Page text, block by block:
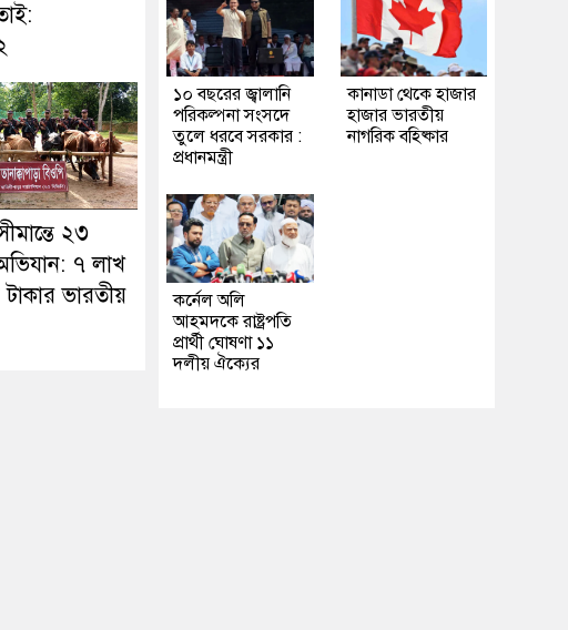
২৩
৭ লাখ
ভারতীয়
১০ বছরের জ্বালানি
পরিকল্পনা সংসদে
তুলে ধরবে সরকার :
প্রধানমন্ত্রী
কানাডা থেকে হাজার
হাজার ভারতীয়
নাগরিক বহিষ্কার
কর্নেল অলি
আহমদকে রাষ্ট্রপতি
প্রার্থী ঘোষণা ১১
দলীয় ঐক্যের